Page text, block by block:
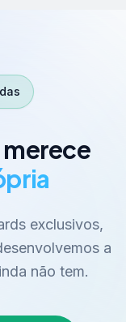
exclusivos,
a
não tem.